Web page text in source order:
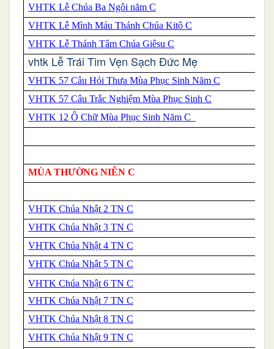
VHTK Lễ Chúa Ba Ngôi năm C
VHTK Lễ Mình Máu Thánh Chúa Kitô C
VHTK Lễ Thánh Tâm Chúa Giêsu C
vhtk Lễ Trái Tim Vẹn Sạch Đức Mẹ
VHTK 57 Câu Hỏi Thưa Mùa Phục Sinh Năm C
VHTK 57 Câu Trắc Nghiệm Mùa Phục Sinh C
VHTK 12 Ô Chữ Mùa Phục Sinh Năm C
MÙA THƯỜNG NIÊN C
VHTK Chúa Nhật 2 TN C
VHTK Chúa Nhật 3 TN C
VHTK Chúa Nhật 4 TN C
VHTK ​​​​Chúa Nhật 5 TN C
VHTK Chúa Nhật 6 TN C
VHTK Chúa Nhật 7 TN C
VHTK Chúa Nhật 8 TN C
VHTK Chúa Nhật 9 TN C